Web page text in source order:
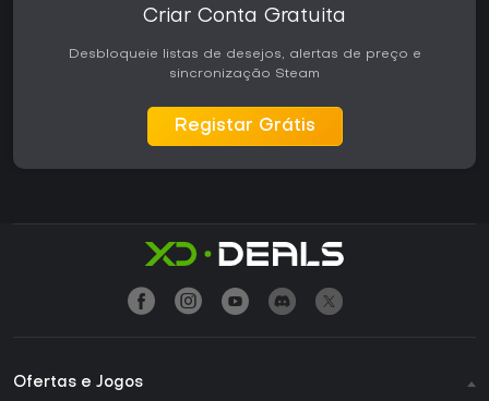
Criar Conta Gratuita
Desbloqueie listas de desejos, alertas de preço e
sincronização Steam
Registar Grátis
Ofertas e Jogos